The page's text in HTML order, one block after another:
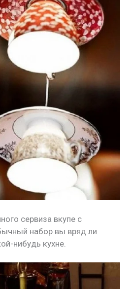
сервиза вкупе с
набор вы вряд ли
нибудь кухне.